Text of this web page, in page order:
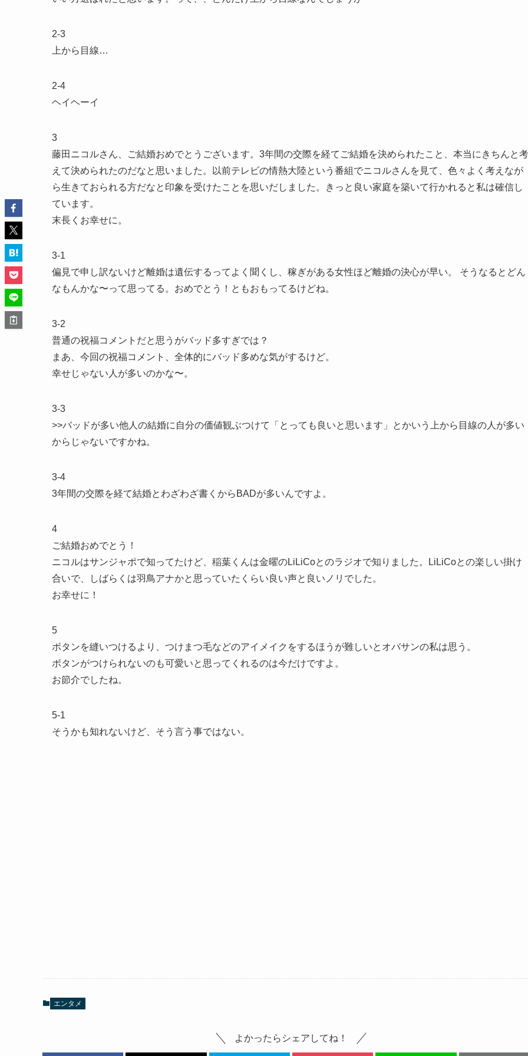
2-3
上から目線…
2-4
ヘイヘーイ
3
藤田ニコルさん、ご結婚おめでとうございます。3年間の交際を経てご結婚を決められたこと、本当にきちんと考
えて決められたのだなと思いました。以前テレビの情熱大陸という番組でニコルさんを見て、色々よく考えなが
ら生きておられる方だなと印象を受けたことを思いだしました。きっと良い家庭を築いて行かれると私は確信し
ています。
末長くお幸せに。
3-1
偏見で申し訳ないけど離婚は遺伝するってよく聞くし、稼ぎがある女性ほど離婚の決心が早い。 そうなるとどん
なもんかな〜って思ってる。おめでとう！ともおもってるけどね。
3-2
普通の祝福コメントだと思うがバッド多すぎでは？
まあ、今回の祝福コメント、全体的にバッド多めな気がするけど。
幸せじゃない人が多いのかな〜。
3-3
>>バッドが多い他人の結婚に自分の価値観ぶつけて「とっても良いと思います」とかいう上から目線の人が多い
からじゃないですかね。
3-4
3年間の交際を経て結婚とわざわざ書くからBADが多いんですよ。
4
ご結婚おめでとう！
ニコルはサンジャポで知ってたけど、稲葉くんは金曜のLiLiCoとのラジオで知りました。LiLiCoとの楽しい掛け
合いで、しばらくは羽鳥アナかと思っていたくらい良い声と良いノリでした。
お幸せに！
5
ボタンを縫いつけるより、つけまつ毛などのアイメイクをするほうが難しいとオバサンの私は思う。
ボタンがつけられないのも可愛いと思ってくれるのは今だけですよ。
お節介でしたね。
5-1
そうかも知れないけど、そう言う事ではない。
エンタメ
よかったらシェアしてね！